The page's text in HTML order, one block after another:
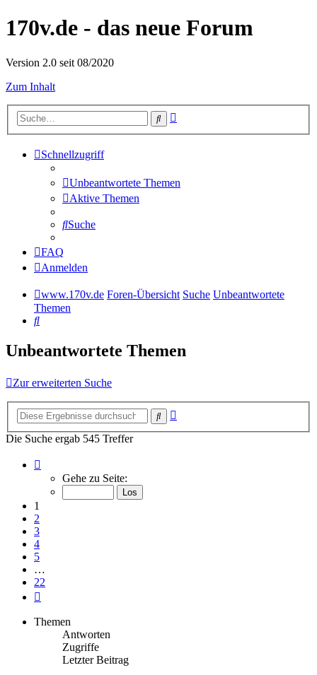
170v.de - das neue Forum
Version 2.0 seit 08/2020
Zum Inhalt
Suche
Schnellzugriff
Unbeantwortete Themen
Aktive Themen
Suche
FAQ
Anmelden
www.170v.de Foren-Übersicht Suche Unbeantwortete
Themen
Suche
Unbeantwortete Themen
Zur erweiterten Suche
Suche
Die Suche ergab 545 Treffer
von
Gehe zu Seite:
1
2
3
4
5
…
22
Themen
Antworten
Zugriffe
Letzter Beitrag